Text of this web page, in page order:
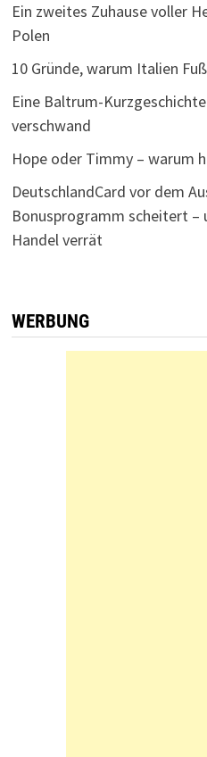
Ein zweites Zuhause voller
Polen
10 Gründe, warum Italien
Eine Baltrum-
verschwand
Hope oder Timmy – warum
DeutschlandCard vor dem
Bonusprogramm scheitert –
Handel verrät
WERBUNG